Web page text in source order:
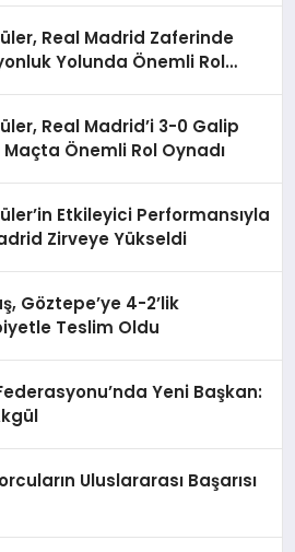
Real Madrid Zaferinde
Yolunda Önemli Rol
Real Madrid’i 3-0 Galip
Önemli Rol Oynadı
Etkileyici Performansıyla
Zirveye Yükseldi
Göztepe’ye 4-2’lik
Teslim Oldu
Yeni Başkan:
Uluslararası Başarısı